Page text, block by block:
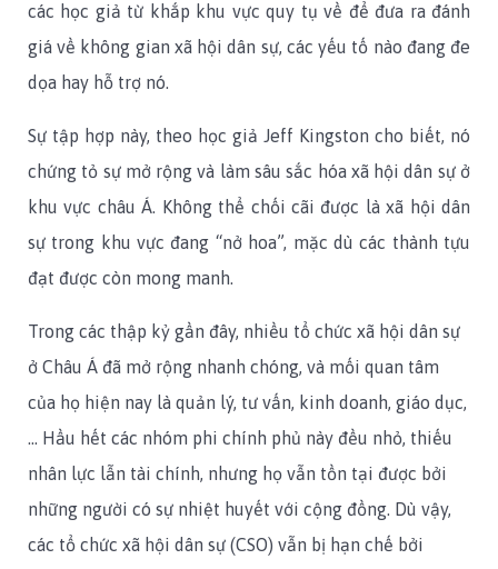
các học giả từ khắp khu vực quy tụ về để đưa ra đánh
giá về không gian xã hội dân sự, các yếu tố nào đang đe
dọa hay hỗ trợ nó.
Sự tập hợp này, theo học giả Jeff Kingston cho biết, nó
chứng tỏ sự mở rộng và làm sâu sắc hóa xã hội dân sự ở
khu vực châu Á. Không thể chối cãi được là xã hội dân
sự trong khu vực đang “nở hoa”, mặc dù các thành tựu
đạt được còn mong manh.
Trong các thập kỷ gần đây, nhiều tổ chức xã hội dân sự
ở Châu Á đã mở rộng nhanh chóng, và mối quan tâm
của họ hiện nay là quản lý, tư vấn, kinh doanh, giáo dục,
… Hầu hết các nhóm phi chính phủ này đều nhỏ, thiếu
nhân lực lẫn tài chính, nhưng họ vẫn tồn tại được bởi
những người có sự nhiệt huyết với cộng đồng. Dù vậy,
các tổ chức xã hội dân sự (CSO) vẫn bị hạn chế bởi